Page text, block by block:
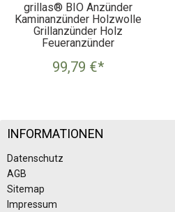
grillas® BIO Anzünder
Kaminanzünder Holzwolle
Grillanzünder Holz
Feueranzünder
99,79 €*
INFORMATIONEN
Datenschutz
AGB
Sitemap
Impressum